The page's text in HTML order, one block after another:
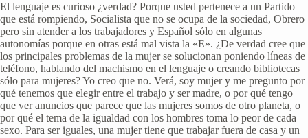
El lenguaje es curioso ¿verdad? Porque usted pertenece a un Partido
que está rompiendo, Socialista que no se ocupa de la sociedad, Obrero
pero sin atender a los trabajadores y Español sólo en algunas
autonomías porque en otras está mal vista la «E». ¿De verdad cree que
los principales problemas de la mujer se solucionan poniendo líneas de
teléfono, hablando del machismo en el lenguaje o creando bibliotecas
sólo para mujeres? Yo creo que no. Verá, soy mujer y me pregunto por
qué tenemos que elegir entre el trabajo y ser madre, o por qué tengo
que ver anuncios que parece que las mujeres somos de otro planeta, o
por qué el tema de la igualdad con los hombres toma lo peor de cada
sexo. Para ser iguales, una mujer tiene que trabajar fuera de casa y un